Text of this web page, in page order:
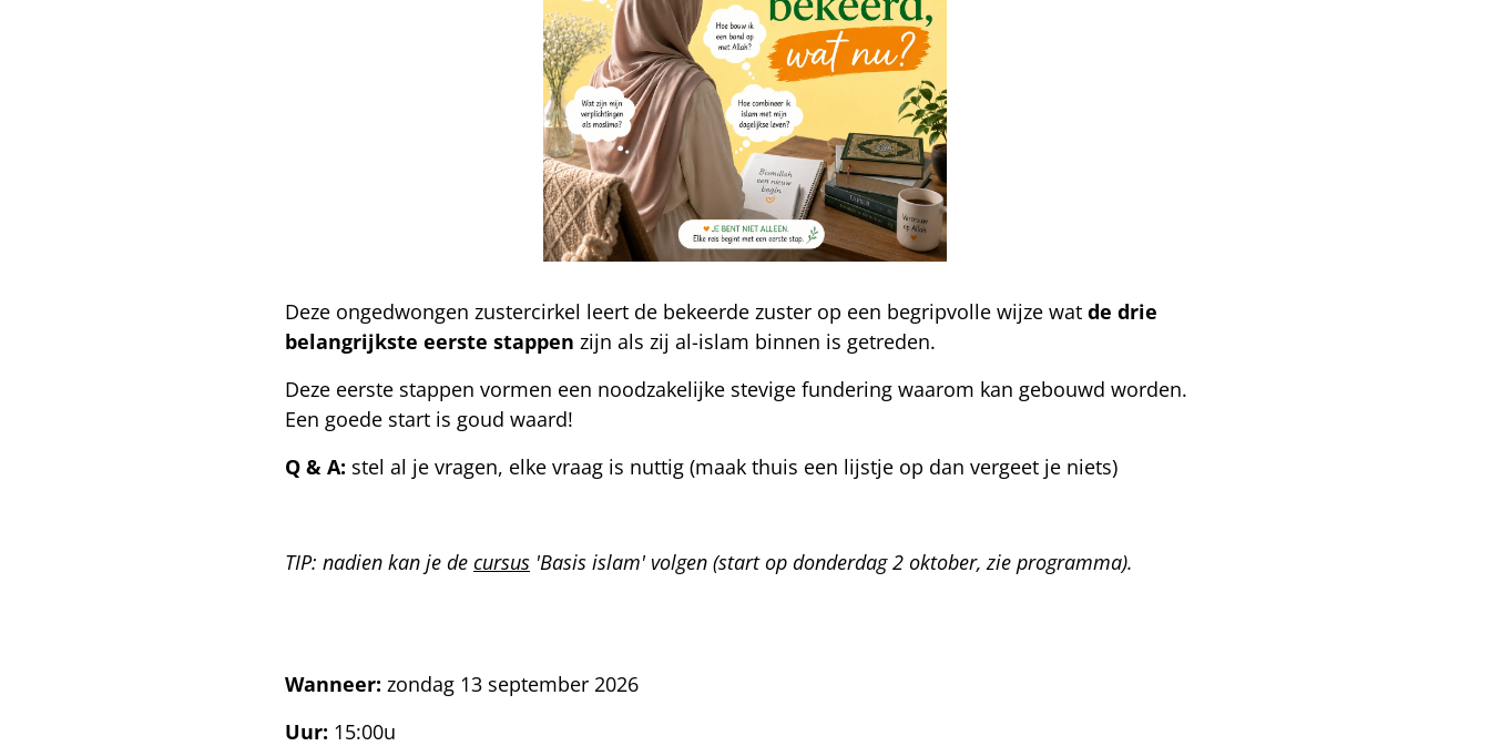
Deze ongedwongen zustercirkel leert de bekeerde zuster op een begripvolle wijze wat de drie
belangrijkste eerste stappen zijn als zij al-islam binnen is getreden.
Deze eerste stappen vormen een noodzakelijke stevige fundering waarom kan gebouwd worden.
Een goede start is goud waard!
Q & A: stel al je vragen, elke vraag is nuttig (maak thuis een lijstje op dan vergeet je niets)
TIP: nadien kan je de cursus 'Basis islam' volgen (start op donderdag 2 oktober, zie programma).
Wanneer: zondag 13 september 2026
Uur: 15:00u